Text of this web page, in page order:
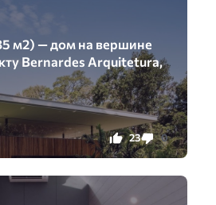
м2) — дом на вершине
Bernardes Arquitetura,
23 0